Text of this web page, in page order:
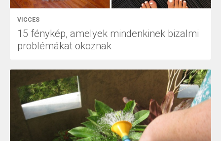
VICCES
15 fénykép, amelyek mindenkinek bizalmi
problémákat okoznak